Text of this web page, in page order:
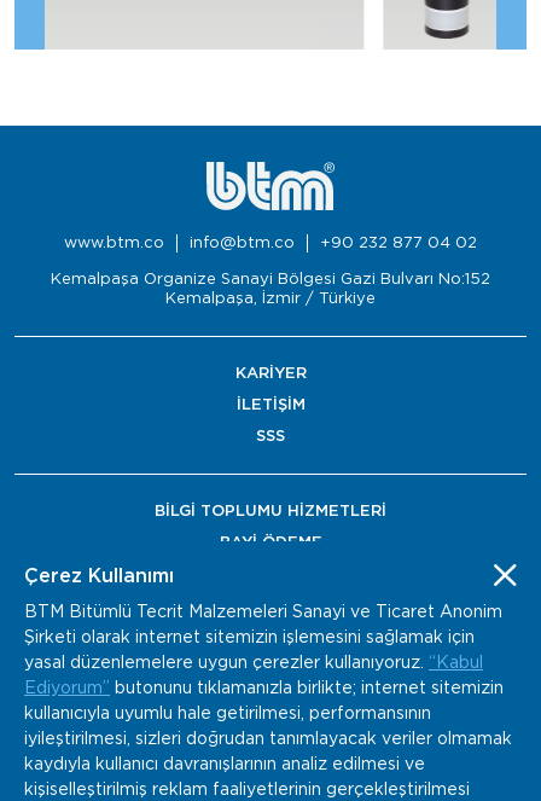
www.btm.co info@btm.co +90 232 877 04 02
Kemalpaşa Organize Sanayi Bölgesi Gazi Bulvarı No:152
Kemalpaşa, İzmir / Türkiye
KARİYER
İLETİŞİM
SSS
BİLGİ TOPLUMU HİZMETLERİ
BAYİ ÖDEME
Çerez Kullanımı
BTM Bitümlü Tecrit Malzemeleri Sanayi ve Ticaret Anonim
Şirketi olarak internet sitemizin işlemesini sağlamak için
yasal düzenlemelere uygun çerezler kullanıyoruz. “Kabul
Ediyorum” butonunu tıklamanızla birlikte; internet sitemizin
kullanıcıyla uyumlu hale getirilmesi, performansının
iyileştirilmesi, sizleri doğrudan tanımlayacak veriler olmamak
kaydıyla kullanıcı davranışlarının analiz edilmesi ve
kişiselleştirilmiş reklam faaliyetlerinin gerçekleştirilmesi